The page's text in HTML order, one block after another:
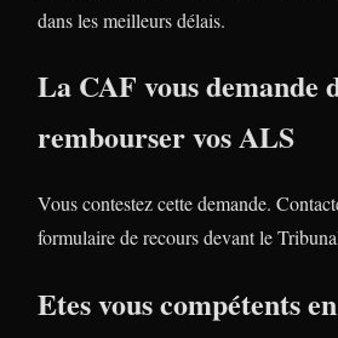
dans les meilleurs délais.
La CAF vous demande
rembourser vos ALS
Vous contestez cette demande.
formulaire de recours devant le
Etes vous compétents